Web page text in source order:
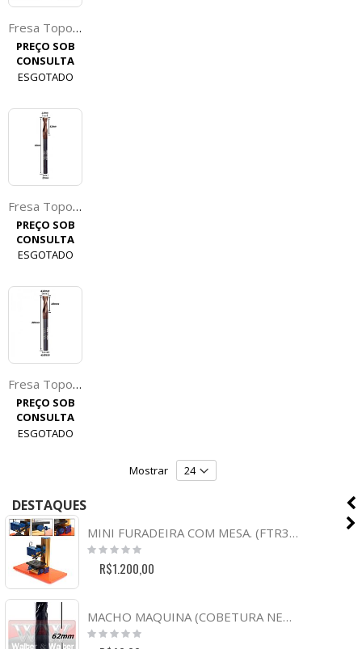
Fresa Topo Reto 2,0mm (Hrc55) (2c) X 6,0mm X 50mm X 3,0mm. (Ftr4915)
PREÇO SOB
CONSULTA
ESGOTADO
Fresa Topo Reto 3,0mm (Hrc55) (2c) X 8,0mm X 40mm X 3,0mm. (Ftr1983)
PREÇO SOB
CONSULTA
ESGOTADO
Fresa Topo Reto 4,0mm (Hrc55) (2c) X 10mm X 50mm X 4,0mm. (Ftr1984)
PREÇO SOB
CONSULTA
ESGOTADO
Mostrar
DESTAQUES
MINI FURADEIRA COM MESA. (FTR3002)
Rating:
0%
R$1.200,00
MACHO MAQUINA (COBETURA NEGRA) (HSS) (HELICOIDAL) 5,0MM PASSO 0,8MM. (FTR0132)
Rating:
0%